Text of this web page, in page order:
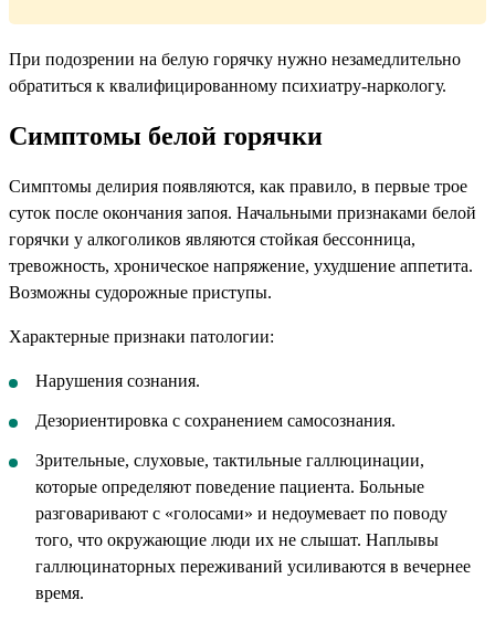
При подозрении на белую горячку нужно незамедлительно
обратиться к квалифицированному психиатру-наркологу.
Симптомы белой горячки
Симптомы делирия появляются, как правило, в первые трое
суток после окончания запоя. Начальными признаками белой
горячки у алкоголиков являются стойкая бессонница,
тревожность, хроническое напряжение, ухудшение аппетита.
Возможны судорожные приступы.
Характерные признаки патологии:
Нарушения сознания.
Дезориентировка с сохранением самосознания.
Зрительные, слуховые, тактильные галлюцинации,
которые определяют поведение пациента. Больные
разговаривают с «голосами» и недоумевает по поводу
того, что окружающие люди их не слышат. Наплывы
галлюцинаторных переживаний усиливаются в вечернее
время.